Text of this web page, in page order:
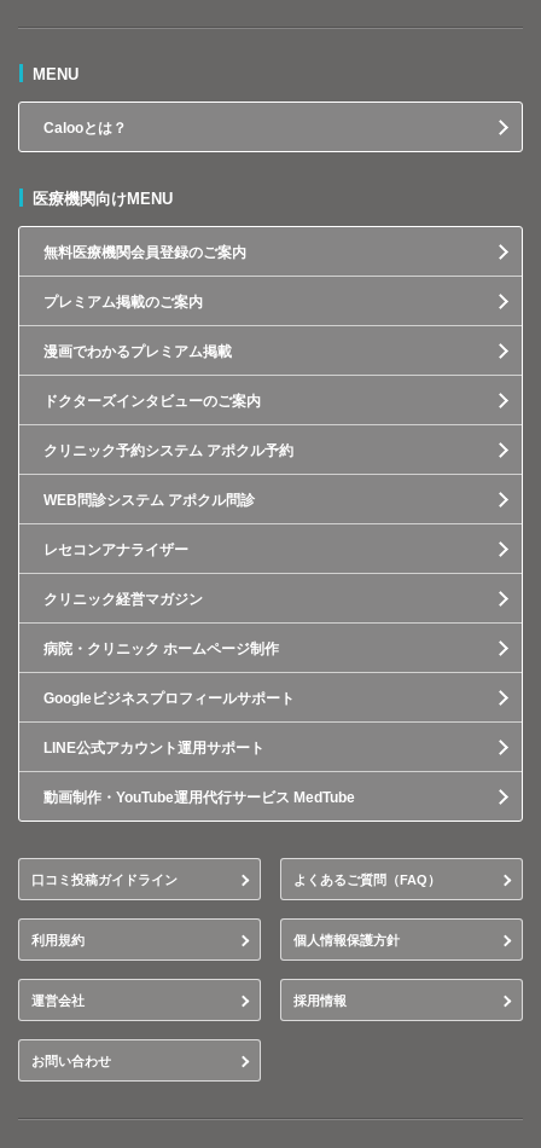
MENU
Calooとは？
医療機関向けMENU
無料医療機関会員登録のご案内
プレミアム掲載のご案内
漫画でわかるプレミアム掲載
ドクターズインタビューのご案内
クリニック予約システム アポクル予約
WEB問診システム アポクル問診
レセコンアナライザー
クリニック経営マガジン
病院・クリニック ホームページ制作
Googleビジネスプロフィールサポート
LINE公式アカウント運用サポート
動画制作・YouTube運用代行サービス MedTube
口コミ投稿ガイドライン よくあるご質問（FAQ）
利用規約 個人情報保護方針
運営会社 採用情報
お問い合わせ